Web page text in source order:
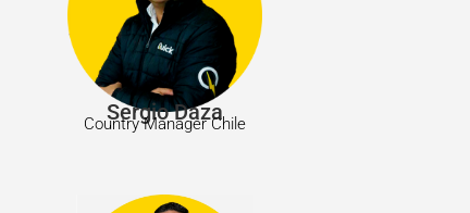
Sergio Daza
Country Manager Chile